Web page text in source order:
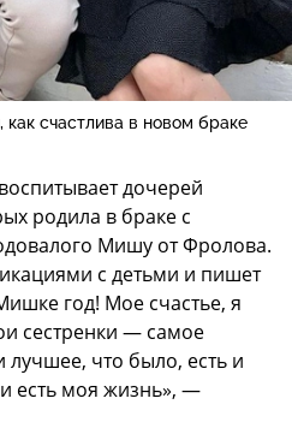
как счастлива в новом браке
дочерей
родила в браке с
Мишу от Фролова.
с детьми и пишет
год! Мое счастье, я
сестренки — самое
лучшее, что было, есть и
есть моя жизнь», —